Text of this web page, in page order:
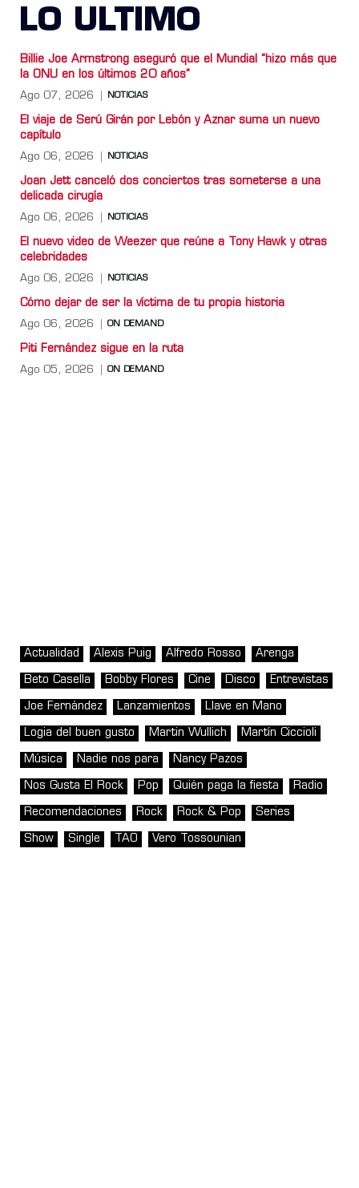
LO ULTIMO
Billie Joe Armstrong aseguró que el Mundial “hizo más que
la ONU en los últimos 20 años”
Ago 07, 2026 NOTICIAS
El viaje de Serú Girán por Lebón y Aznar suma un nuevo
capítulo
Ago 06, 2026 NOTICIAS
Joan Jett canceló dos conciertos tras someterse a una
delicada cirugía
Ago 06, 2026 NOTICIAS
El nuevo video de Weezer que reúne a Tony Hawk y otras
celebridades
Ago 06, 2026 NOTICIAS
Cómo dejar de ser la víctima de tu propia historia
Ago 06, 2026 ON DEMAND
Piti Fernández sigue en la ruta
Ago 05, 2026 ON DEMAND
Actualidad Alexis Puig Alfredo Rosso Arenga
Beto Casella Bobby Flores Cine Disco Entrevistas
Joe Fernández Lanzamientos Llave en Mano
Logia del buen gusto Martin Wullich Martín Ciccioli
Música Nadie nos para Nancy Pazos
Nos Gusta El Rock Pop Quién paga la fiesta Radio
Recomendaciones Rock Rock & Pop Series
Show Single TAO Vero Tossounian